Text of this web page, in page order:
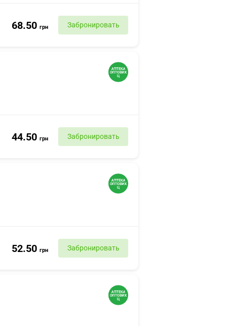
68.50 грн Забронировать
44.50 грн Забронировать
52.50 грн Забронировать